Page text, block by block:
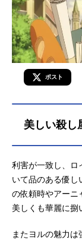
ポスト
美しい殺し
利害が一致し、ロ
いて品のある優し
の依頼時やアーニ
美しくも華麗に捌
またヨルの魅力